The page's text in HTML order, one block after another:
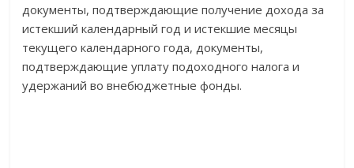
документы, подтверждающие получение дохода за
истекший календарный год и истекшие месяцы
текущего календарного года, документы,
подтверждающие уплату подоходного налога и
удержаний во внебюджетные фонды.